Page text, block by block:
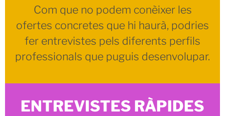
Com que no podem conèixer les
ofertes concretes que hi haurà, podries
fer entrevistes pels diferents perfils
professionals que puguis desenvolupar.
ENTREVISTES RÀPIDES